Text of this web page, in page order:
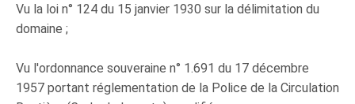
Vu la loi n° 124 du 15 janvier 1930 sur la délimitation du
domaine ;
Vu l'ordonnance souveraine n° 1.691 du 17 décembre
1957 portant réglementation de la Police de la Circulation